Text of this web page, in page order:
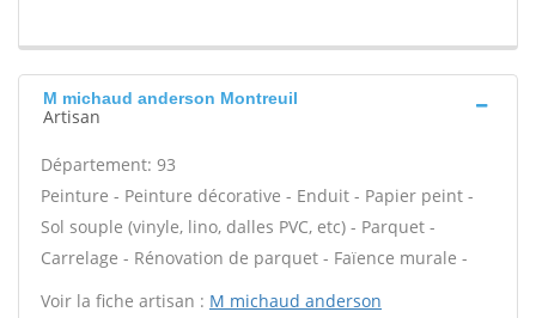
M michaud anderson Montreuil
Artisan
Département: 93
Peinture - Peinture décorative - Enduit - Papier peint -
Sol souple (vinyle, lino, dalles PVC, etc) - Parquet -
Carrelage - Rénovation de parquet - Faïence murale -
Voir la fiche artisan : M michaud anderson